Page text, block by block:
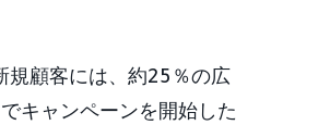
規顧客には、約25％の広
キャンペーンを開始した